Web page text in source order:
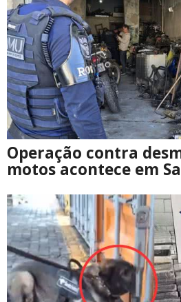
Operação contra
motos acontece em